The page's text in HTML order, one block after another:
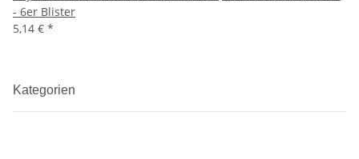
- 6er Blister
5,14 € *
Kategorien